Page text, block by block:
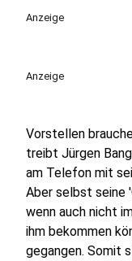
Anzeige
Anzeige
Vorstellen
treibt Jürgen
am Telefon mit
Aber selbst seine
wenn auch nicht
ihm bekommen
gegangen. Somit